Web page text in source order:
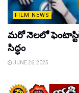
FILM NEWS
మరో నెలలో ఫెంటాస్టిక్
సిద్ధం
JUNE 26, 2025